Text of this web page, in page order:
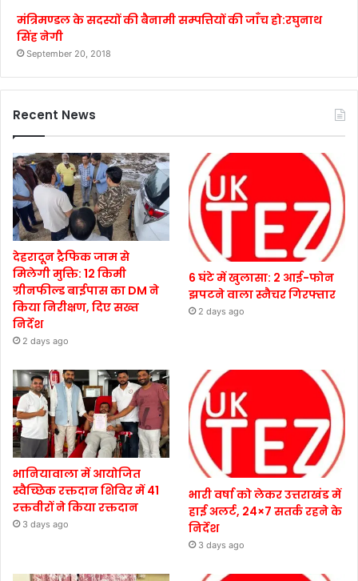
मंत्रिमण्डल के सदस्यों की बैनामी सम्पत्तियों की जाँच हो:रघुनाथ
सिंह नेगी
September 20, 2018
Recent News
देहरादून ट्रैफिक जाम से
मिलेगी मुक्ति: 12 किमी
ग्रीनफील्ड बाईपास का DM ने
किया निरीक्षण, दिए सख्त
निर्देश
2 days ago
6 घंटे में खुलासा: 2 आई-फोन
झपटने वाला स्नैचर गिरफ्तार
2 days ago
भानियावाला में आयोजित
स्वैच्छिक रक्तदान शिविर में 41
रक्तवीरों ने किया रक्तदान
3 days ago
भारी वर्षा को लेकर उत्तराखंड में
हाई अलर्ट, 24×7 सतर्क रहने के
निर्देश
3 days ago